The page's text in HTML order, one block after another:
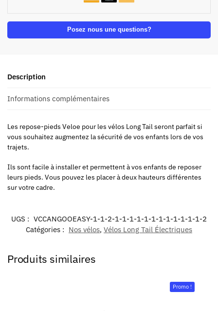
Posez nous une questions?
Description
Informations complémentaires
Les repose-pieds Veloe pour les vélos Long Tail seront parfait si
vous souhaitez augmentez la sécurité de vos enfants lors de vos
trajets.
Ils sont facile à installer et permettent à vos enfants de reposer
leurs pieds. Vous pouvez les placer à deux hauteurs différentes
sur votre cadre.
UGS : VCCANGOOEASY-1-1-2-1-1-1-1-1-1-1-1-1-1-1-1-2
Catégories : Nos vélos, Vélos Long Tail Électriques
Produits similaires
Promo !